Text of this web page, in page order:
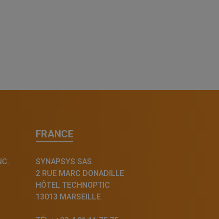
FRANCE
SYNAPSYS SAS
2 RUE MARC DONADILLE
HÔTEL TECHNOPTIC
13013 MARSEILLE